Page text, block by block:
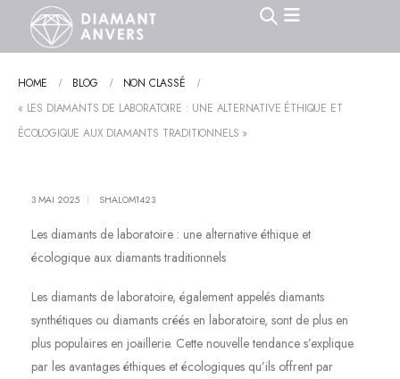
HOME BLOG
NON CLASSÉ
« LES DIAMANTS DE LABORATOIRE : UNE ALTERNATIVE ÉTHIQUE ET
ÉCOLOGIQUE AUX DIAMANTS TRADITIONNELS »
3 MAI 2025 SHALOM1423
Les diamants de laboratoire : une alternative éthique et
écologique aux diamants traditionnels
Les diamants de laboratoire, également appelés diamants
synthétiques ou diamants créés en laboratoire, sont de plus en
plus populaires en joaillerie. Cette nouvelle tendance s’explique
par les avantages éthiques et écologiques qu’ils offrent par